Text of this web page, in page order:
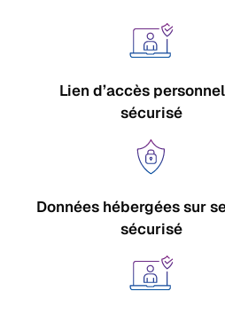
Lien d’accès
sécurisé
Données hébergées sur
sécurisé